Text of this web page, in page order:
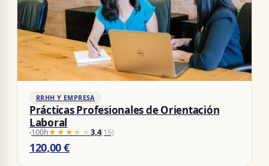
RRHH Y EMPRESA
Prácticas Profesionales de Orientación
Laboral
100h★★★★★
★★★★★3,4(16)
120,00€